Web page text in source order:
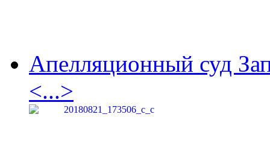
Апелляционный суд
<...>